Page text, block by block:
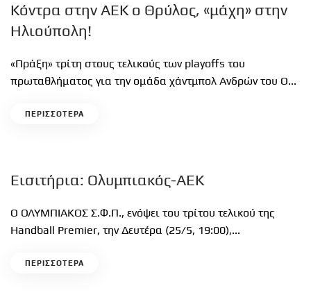
Κόντρα στην ΑΕΚ ο Θρύλος, «μάχη» στην
Ηλιούπολη!
«Πράξη» τρίτη στους τελικούς των playoffs του
πρωταθλήματος για την ομάδα χάντμπολ Ανδρών του Ο...
ΠΕΡΙΣΣΟΤΕΡΑ
Εισιτήρια: Ολυμπιακός-ΑΕΚ
Ο ΟΛΥΜΠΙΑΚΟΣ Σ.Φ.Π., ενόψει του τρίτου τελικού της
Handball Premier, την Δευτέρα (25/5, 19:00),...
ΠΕΡΙΣΣΟΤΕΡΑ